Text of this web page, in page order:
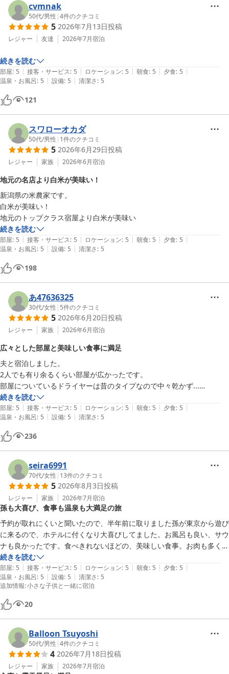
cvmnak
50代/男性 |4件のクチコミ
5 2026年7月13日投稿
レジャー 友達 2026年7月宿泊
続きを読む
部屋: 5 | 接客・サービス: 5 | ロケーション: 5 | 朝食: 5 | 夕食: 5 |
温泉・お風呂: 5 | 設備: 5 | 清潔さ: 5
121
スワローオカダ
50代/男性 | 1件のクチコミ
5 2026年6月29日投稿
レジャー 家族 2026年6月宿泊
地元の名店より白米が美味い！
新潟県の米農家です。
白米が美味い！
続きを読む
部屋: 5 | 接客・サービス: 5 | ロケーション: 5 | 朝食: 5 | 夕食: 5 |
温泉・お風呂: 5 | 設備: 5 | 清潔さ: 5
198
あ47636325
30代/女性 | 5件のクチコミ
5 2026年6月20日投稿
レジャー 家族 2026年6月宿泊
広々とした部屋と美味しい食事に満足
夫と宿泊しました。
2人でも有り余るくらい部屋が広かったです。
部屋についているドライヤーは昔のタイプなので中々乾かず...
食事は夕飯も朝ごはんもとても美味しく満足しました。
続きを読む
部屋: 5 | 接客・サービス: 5 | ロケーション: 5 | 朝食: 5 | 夕食: 5 |
温泉・お風呂: 5 | 設備: 5 | 清潔さ: 5
236
seira6991
70代/女性 | 13件のクチコミ
5 2026年8月3日投稿
レジャー 家族 2026年7月宿泊
孫も大喜び、食事も温泉も大満足の旅
予約が取れにくいと聞いたので、半年前に取りました孫が東京から遊び
に来るので、ホテルに付くなり大喜びしてました。お風呂も良い、サウ
ナも良かったです。食べきれないほどの、美味しい食事。お肉も多くて
驚きです。
毎月温泉にお泊りしていますが、この金額はお得ですね。娘も美味しい
と喜んでいました。又行きたいです。
忘れもの送って頂き有難う御座いました。
続きを読む
部屋: 5 | 接客・サービス: 5 | ロケーション: 5 | 朝食: 5 | 夕食: 5 |
温泉・お風呂: 5 | 設備: 5 | 清潔さ: 5
追加情報:小さな子供と一緒に宿泊
20
Balloon Tsuyoshi
50代/男性 |4件のクチコミ
4 2026年7月18日投稿
レジャー 家族 2026年7月宿泊